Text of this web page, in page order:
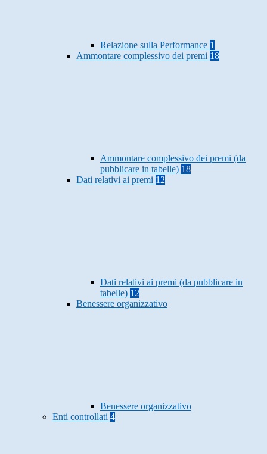
Relazione sulla Performance 1
Ammontare complessivo dei premi 18
Ammontare complessivo dei premi (da
pubblicare in tabelle) 18
Dati relativi ai premi 12
Dati relativi ai premi (da pubblicare in
tabelle) 12
Benessere organizzativo
Benessere organizzativo
Enti controllati 4